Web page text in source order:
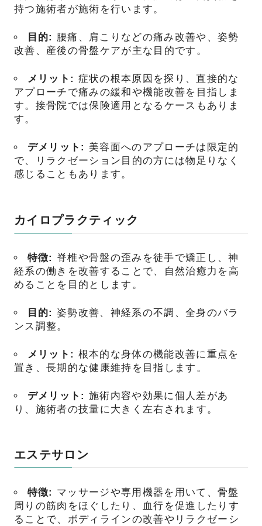
持つ施術者が施術を行います。
目的: 腰痛、肩こりなどの痛み改善や、姿勢
改善、産後の骨盤ケアが主な目的です。
メリット: 症状の根本原因を探り、直接的な
アプローチで痛みの緩和や機能改善を目指しま
す。接骨院では保険適用となるケースもありま
す。
デメリット: 美容面へのアプローチは限定的
で、リラクゼーション目的の方には物足りなく
感じることもあります。
カイロプラクティック
特徴: 脊椎や骨盤の歪みを徒手で矯正し、神
経系の働きを改善することで、自然治癒力を高
めることを目的とします。
目的: 姿勢改善、神経系の不調、全身のバラ
ンス調整。
メリット: 根本的な身体の機能改善に重点を
置き、長期的な健康維持を目指します。
デメリット: 施術内容や効果に個人差があ
り、施術者の技量に大きく左右されます。
エステサロン
特徴: マッサージや専用機器を用いて、骨盤
周りの筋肉をほぐしたり、血行を促進したりす
ることで、ボディラインの改善やリラクゼーシ